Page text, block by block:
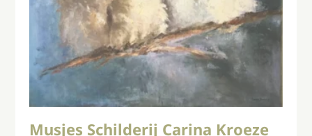
Musjes Schilderij Carina Kroeze